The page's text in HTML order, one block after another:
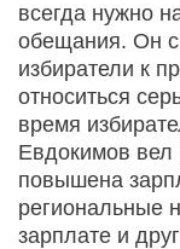
всегда нужно
обещания. Он
избиратели к
относиться
время
Евдокимов вел
повышена
региональные
зарплате и